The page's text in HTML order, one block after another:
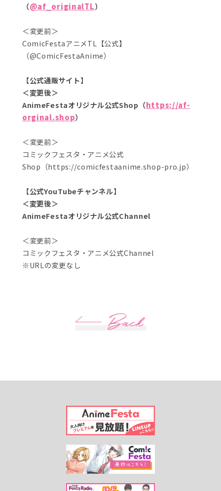
（@af_originalTL）
＜変更前＞
ComicFestaアニメTL【公式】
（@ComicFestaAnime）
【公式通販サイト】
＜変更後＞
AnimeFestaオリジナル公式Shop（https://af-
orginal.shop）
＜変更前＞
コミックフェスタ・アニメ公式
Shop（https://comicfestaanime.shop-pro.jp）
【公式YouTubeチャンネル】
＜変更後＞
AnimeFestaオリジナル公式Channel
＜変更前＞
コミックフェスタ・アニメ公式Channel
※URLの変更なし